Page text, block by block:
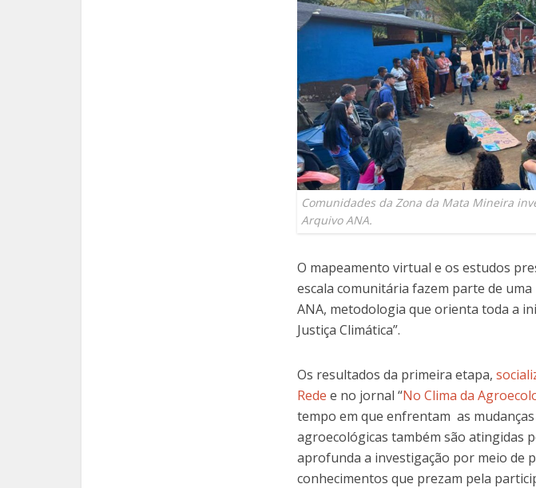
Comunidades da Zona da Mata Mineira
Arquivo ANA.
O mapeamento virtual e os estudos
escala comunitária fazem parte de
ANA, metodologia que orienta toda a
Justiça Climática”.
Os resultados da primeira etapa,
Rede e no jornal “No Clima da
tempo em que enfrentam as
agroecológicas também são atingidas
aprofunda a investigação por meio de
conhecimentos que prezam pela